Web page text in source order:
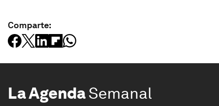
Comparte:
La AgendaSemanal